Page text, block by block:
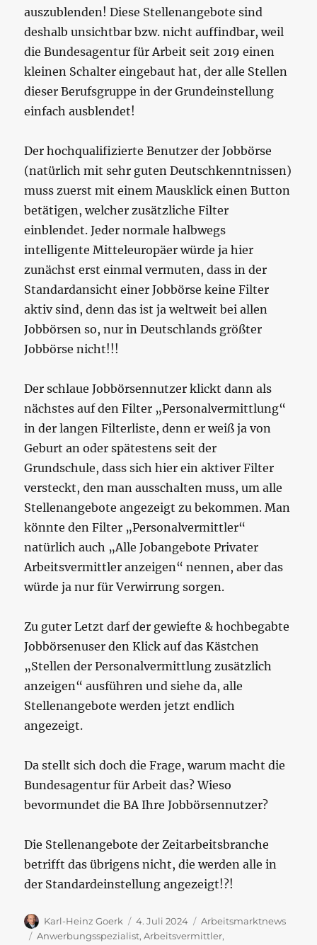
auszublenden! Diese Stellenangebote sind
deshalb unsichtbar bzw. nicht auffindbar, weil
die Bundesagentur für Arbeit seit 2019 einen
kleinen Schalter eingebaut hat, der alle Stellen
dieser Berufsgruppe in der Grundeinstellung
einfach ausblendet!
Der hochqualifizierte Benutzer der Jobbörse
(natürlich mit sehr guten Deutschkenntnissen)
muss zuerst mit einem Mausklick einen Button
betätigen, welcher zusätzliche Filter
einblendet. Jeder normale halbwegs
intelligente Mitteleuropäer würde ja hier
zunächst erst einmal vermuten, dass in der
Standardansicht einer Jobbörse keine Filter
aktiv sind, denn das ist ja weltweit bei allen
Jobbörsen so, nur in Deutschlands größter
Jobbörse nicht!!!
Der schlaue Jobbörsennutzer klickt dann als
nächstes auf den Filter „Personalvermittlung“
in der langen Filterliste, denn er weiß ja von
Geburt an oder spätestens seit der
Grundschule, dass sich hier ein aktiver Filter
versteckt, den man ausschalten muss, um alle
Stellenangebote angezeigt zu bekommen. Man
könnte den Filter „Personalvermittler“
natürlich auch „Alle Jobangebote Privater
Arbeitsvermittler anzeigen“ nennen, aber das
würde ja nur für Verwirrung sorgen.
Zu guter Letzt darf der gewiefte & hochbegabte
Jobbörsenuser den Klick auf das Kästchen
„Stellen der Personalvermittlung zusätzlich
anzeigen“ ausführen und siehe da, alle
Stellenangebote werden jetzt endlich
angezeigt.
Da stellt sich doch die Frage, warum macht die
Bundesagentur für Arbeit das? Wieso
bevormundet die BA Ihre Jobbörsennutzer?
Die Stellenangebote der Zeitarbeitsbranche
betrifft das übrigens nicht, die werden alle in
der Standardeinstellung angezeigt!?!
Autor
Karl-Heinz Goerk
Veröffentlicht
am
4. Juli 2024 Kategorien
Arbeitsmarktnews
Schlagwörter
Anwerbungsspezialist,Arbeitsvermittler,